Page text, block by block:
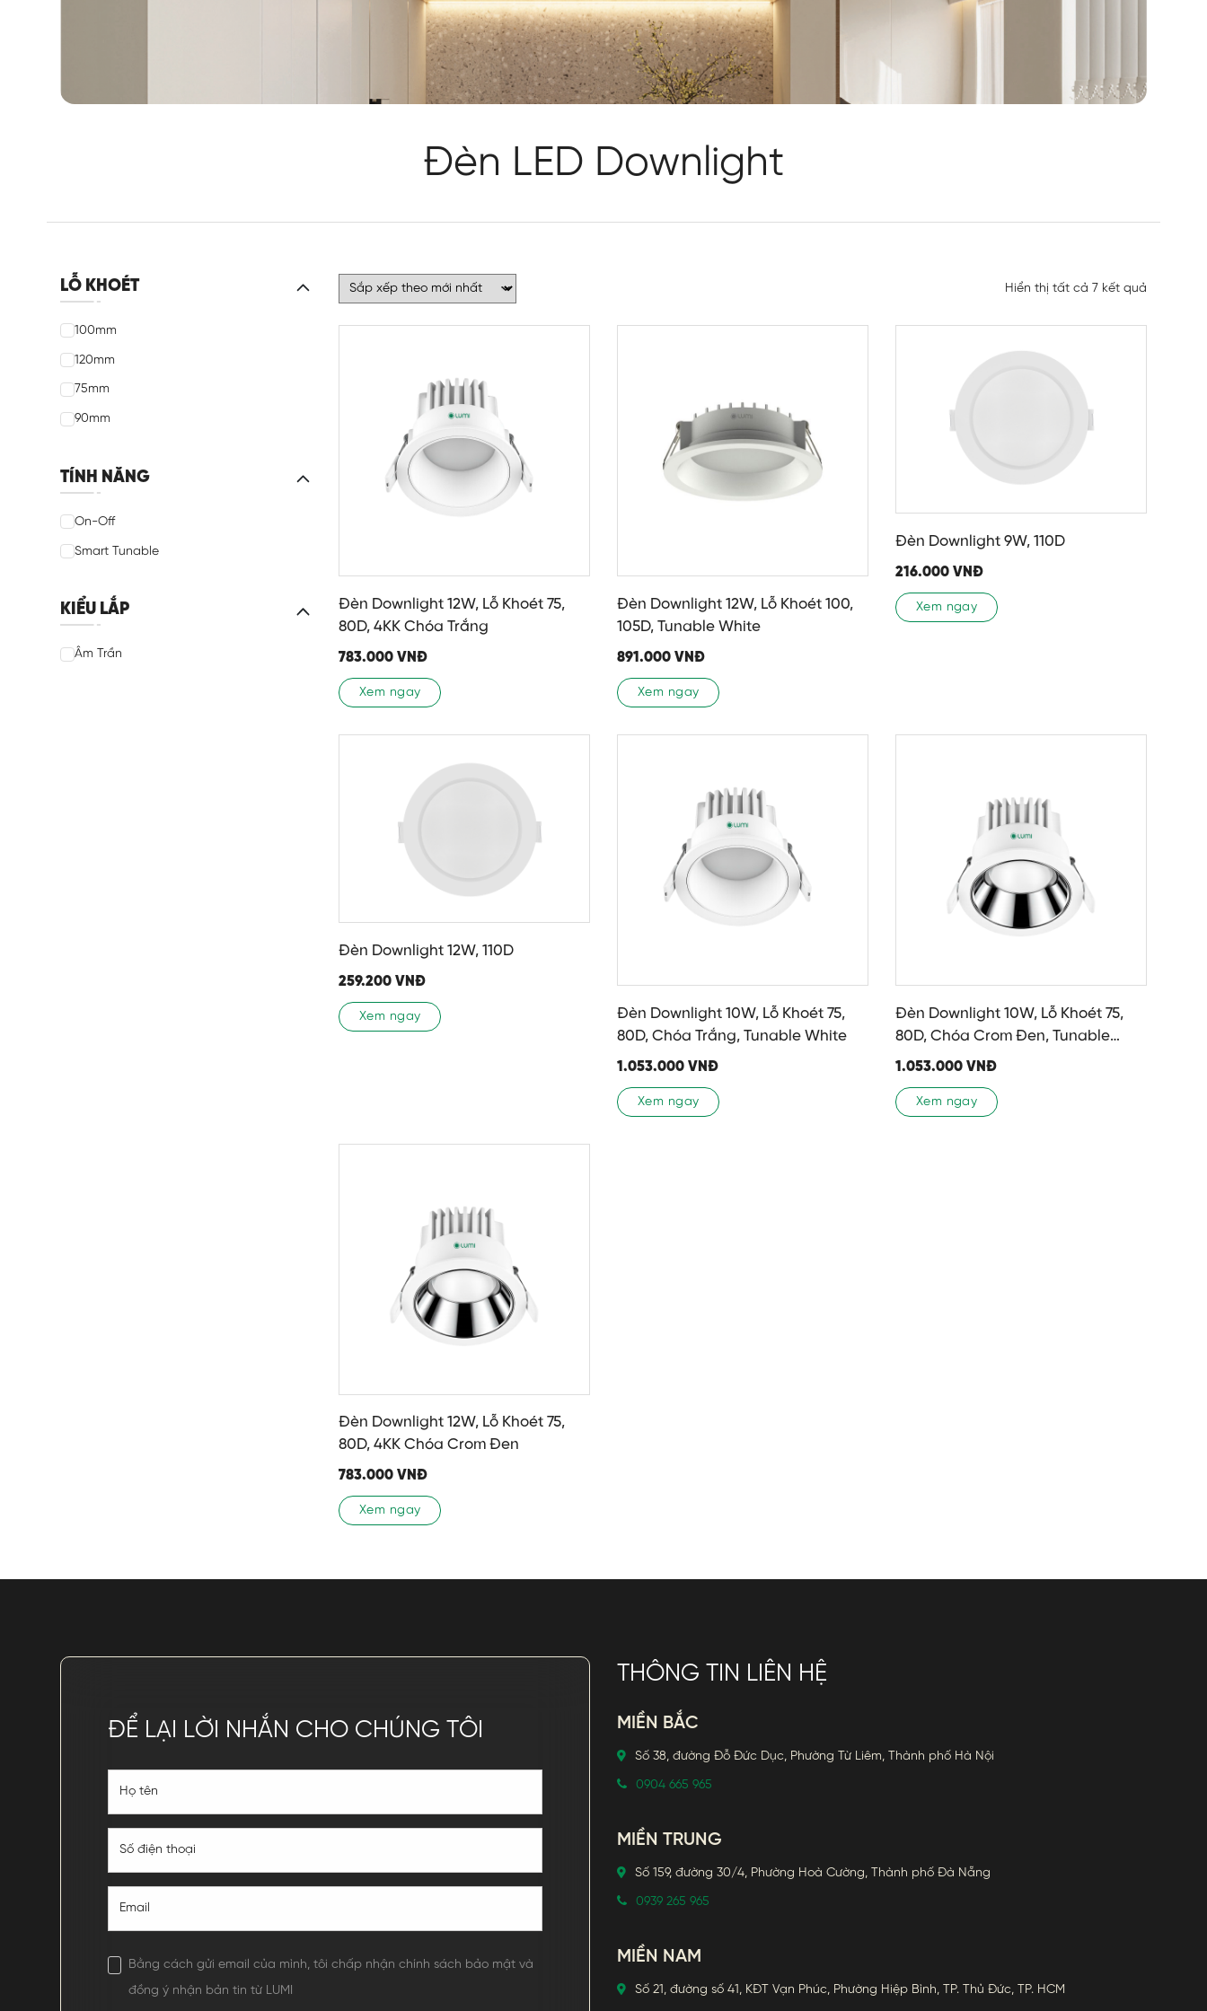
Đèn LED Downlight
Hiển thị tất cả 7 kết quả
Đèn Downlight 12W, Lỗ Khoét 75,
80D, 4KK Chóa Trắng
783.000 VNĐ
Xem ngay
Đèn Downlight 12W, Lỗ Khoét 100,
105D, Tunable White
891.000VNĐ
Xem ngay
Đèn Downlight 9W, 110D
216.000VNĐ
Xem ngay
Đèn Downlight 12W, 110D
259.200 VNĐ
Xem ngay
Đèn Downlight 10W, Lỗ Khoét 75,
80D, Chóa Trắng, Tunable White
1.053.000VNĐ
Xem ngay
Đèn Downlight 10W, Lỗ Khoét 75,
80D, Chóa Crom Đen, Tunable
White
1.053.000VNĐ
Xem ngay
Đèn Downlight 12W, Lỗ Khoét 75,
80D, 4KK Chóa Crom Đen
783.000 VNĐ
Xem ngay
LỖ KHOÉT
100mm
120mm
75mm
90mm
TÍNH NĂNG
On-Off
Smart Tunable
KIỂU LẮP
Âm Trần
ĐỂ LẠI LỜI NHẮN CHO CHÚNG TÔI
Bằng cách gửi email của mình, tôi chấp nhận chính sách bảo mật và
đồng ý nhận bản tin từ LUMI
THÔNG TIN LIÊN HỆ
MIỀN BẮC
Số 38, đường Đỗ Đức Dục, Phường Từ Liêm, Thành phố Hà Nội
0904 665 965
MIỀN TRUNG
Số 159, đường 30/4, Phường Hoà Cường, Thành phố Đà Nẵng
0939 265 965
MIỀN NAM
Số 21, đường số 41, KĐT Vạn Phúc, Phường Hiệp Bình, TP. Thủ Đức, TP. HCM